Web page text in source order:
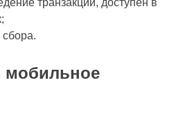
сбора.
мобильное